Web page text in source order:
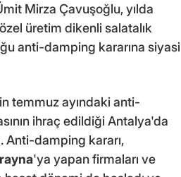
Mirza Çavuşoğlu, yılda
üretim dikenli salatalık
anti-damping kararına siyasi
temmuz ayındaki anti-
ihraç edildiği Antalya'da
Anti-damping kararı,
'ya yapan firmaları ve